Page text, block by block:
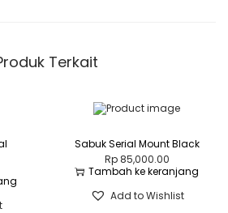
Terkait
Sabuk Serial Mount Black
Rp85,000.00
Tambah ke keranjang
Add to Wishlist